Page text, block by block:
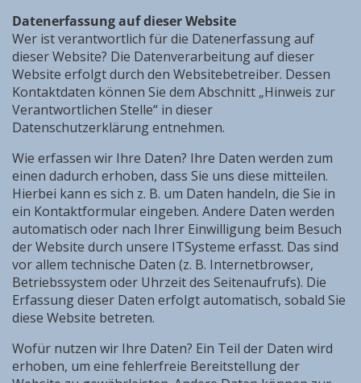
Datenerfassung auf dieser Website
Wer ist verantwortlich für die Datenerfassung auf
dieser Website? Die Datenverarbeitung auf dieser
Website erfolgt durch den Websitebetreiber. Dessen
Kontaktdaten können Sie dem Abschnitt „Hinweis zur
Verantwortlichen Stelle“ in dieser
Datenschutzerklärung entnehmen.
Wie erfassen wir Ihre Daten? Ihre Daten werden zum
einen dadurch erhoben, dass Sie uns diese mitteilen.
Hierbei kann es sich z. B. um Daten handeln, die Sie in
ein Kontaktformular eingeben. Andere Daten werden
automatisch oder nach Ihrer Einwilligung beim Besuch
der Website durch unsere ITSysteme erfasst. Das sind
vor allem technische Daten (z. B. Internetbrowser,
Betriebssystem oder Uhrzeit des Seitenaufrufs). Die
Erfassung dieser Daten erfolgt automatisch, sobald Sie
diese Website betreten.
Wofür nutzen wir Ihre Daten? Ein Teil der Daten wird
erhoben, um eine fehlerfreie Bereitstellung der